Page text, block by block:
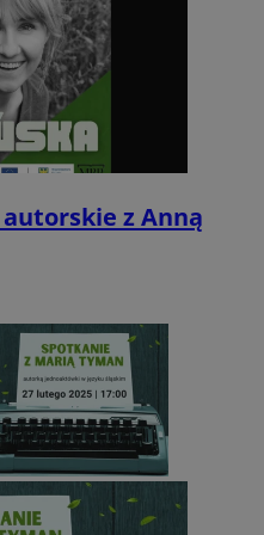
z Anną
Simplifi Holdings
Inc.
.simpli.fi
Google Privacy Policy